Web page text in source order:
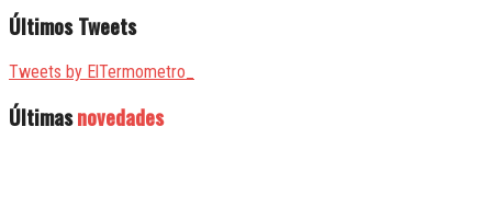
Últimos Tweets
Tweets by ElTermometro_
Últimasnovedades